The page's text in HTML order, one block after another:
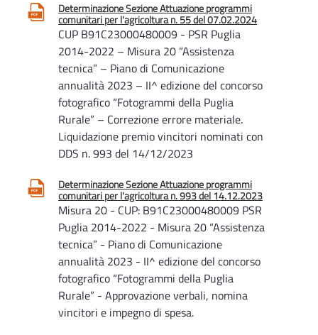
Determinazione Sezione Attuazione programmi
comunitari per l'agricoltura n. 55 del 07.02.2024
CUP B91C23000480009 - PSR Puglia
2014-2022 – Misura 20 “Assistenza
tecnica” – Piano di Comunicazione
annualità 2023 – II^ edizione del concorso
fotografico “Fotogrammi della Puglia
Rurale” – Correzione errore materiale.
Liquidazione premio vincitori nominati con
DDS n. 993 del 14/12/2023
Determinazione Sezione Attuazione programmi
comunitari per l'agricoltura n. 993 del 14.12.2023
Misura 20 - CUP: B91C23000480009 PSR
Puglia 2014-2022 - Misura 20 “Assistenza
tecnica” - Piano di Comunicazione
annualità 2023 - II^ edizione del concorso
fotografico “Fotogrammi della Puglia
Rurale” - Approvazione verbali, nomina
vincitori e impegno di spesa.